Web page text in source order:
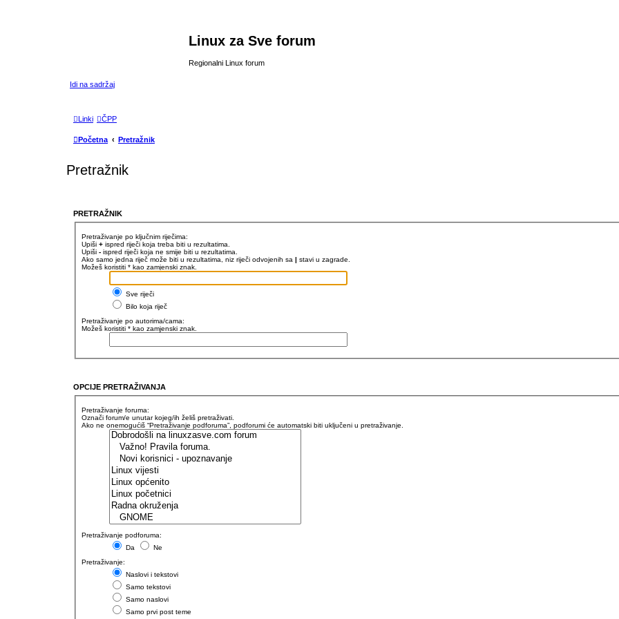
Linux za Sve forum
Regionalni Linux forum
Idi na sadržaj
Linki ČPP
Početna Pretražnik
Pretražnik
PRETRAŽNIK
Pretraživanje po ključnim riječima:
Upiši +ispred riječi koja treba biti u rezultatima.
Upiši -ispred riječi koja ne smije biti u rezultatima.
Ako samo jedna riječ može biti u rezultatima, niz riječi odvojenih sa | stavi u zagrade.
Možeš koristiti * kao zamjenski znak.
Sve riječi
Bilo koja riječ
Pretraživanje po autorima/cama:
Možeš koristiti * kao zamjenski znak.
OPCIJE PRETRAŽIVANJA
Pretraživanje foruma:
Označi forum/e unutar kojeg/ih želiš pretraživati.
Ako ne onemogućiš “Pretraživanje podforuma”, podforumi će automatski biti uključeni u pretraživanje.
Pretraživanje podforuma:
Da
Ne
Pretraživanje:
Naslovi i tekstovi
Samo tekstovi
Samo naslovi
Samo prvi post teme